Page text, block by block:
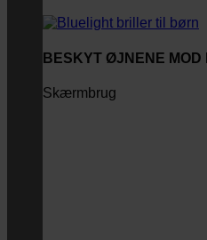
BESKYT ØJNENE MOD
Skærmbrug